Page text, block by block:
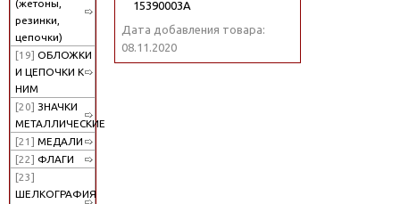
(жетоны,
резинки,
цепочки)
[19] ОБЛОЖКИ
И ЦЕПОЧКИ К
НИМ
[20] ЗНАЧКИ
МЕТАЛЛИЧЕСКИЕ
[21] МЕДАЛИ
[22] ФЛАГИ
[23]
ШЕЛКОГРАФИЯ
15390003А
Дата добавления товара:
08.11.2020